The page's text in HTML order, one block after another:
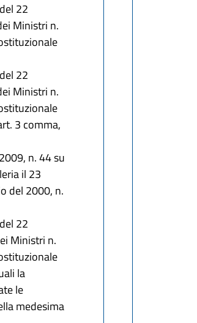
22
Ministri n.
22
Ministri n.
3 comma,
n. 44 su
il 23
del 2000, n.
22
Ministri n.
la
le
medesima